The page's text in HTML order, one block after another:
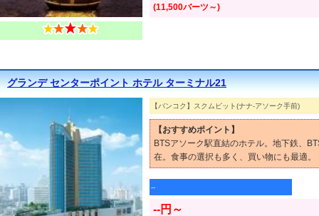
(11,500バーツ～)
グランデ センターポイント ホテル ターミナル21
【バンコク】スクムビット(ナナ-アソーク手前)
【おすすめポイント】
BTSアソーク駅直結のホテル。地下鉄、
在。食事の選択も多く、買い物にも最適。
--
--円～